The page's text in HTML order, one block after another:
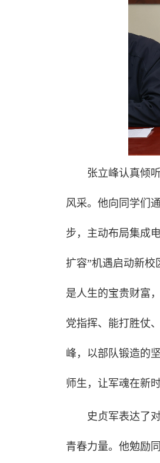
张立峰认真倾
风采。他向同学们
步，主动布局集成
扩容”机遇启动新
是人生的宝贵财富
党指挥、能打胜仗
峰，以部队锻造的
师生，让军魂在新
史贞军表达了
青春力量。他勉励